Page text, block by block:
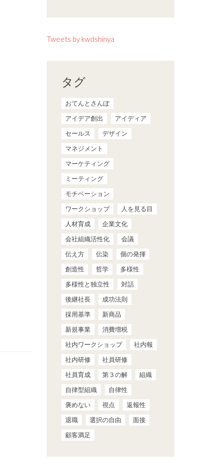
Tweets by kwdshinya
タグ
おてんとさんぽ
アイデア創出
アイディア
セールス
デザイン
マネジメント
マーケティング
ミーティング
モチベーション
ワークショップ
人を見る目
人材育成
企業文化
会社組織活性化
会議
伝え方
伝染
個の発揮
創造性
哲学
多様性
多様性と独立性
対話
後継社長
成功法則
採用基準
新商品
新規事業
消費増税
社内ワークショップ
社内報
社内研修
社員研修
社員育成
第３の解
組織
自律型組織
自律性
褒めない
視点
返報性
退職
選択の自由
面接
顧客満足